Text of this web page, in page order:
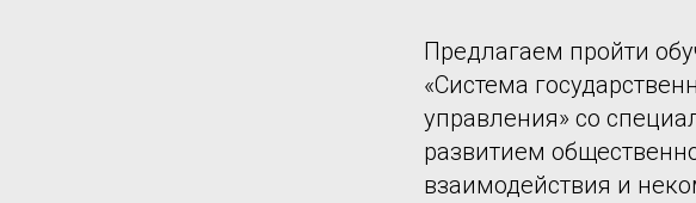
Предлагаем пройти
«Система
управления» со
развитием
взаимодействия и